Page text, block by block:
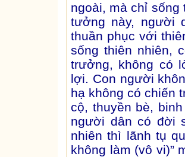
ngoài, mà chỉ sống
tưởng này, người
thuần phục với
sống thiên nhiên,
trưởng, không có
lợi. Con người
hạ không có chiến
cộ, thuyền bè,
người dân có đời
nhiên thì lãnh tụ
không làm (vô vi)”